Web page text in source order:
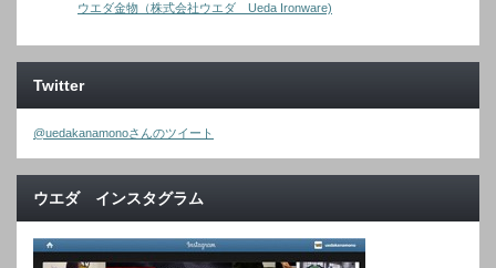
ウエダ金物（株式会社ウエダ Ueda Ironware)
Twitter
@uedakanamonoさんのツイート
ウエダ インスタグラム